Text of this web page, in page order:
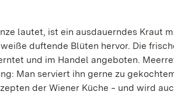
lautet, ist ein ausdauerndes Kraut
duftende Blüten hervor. Die
und im Handel angeboten.
Man serviert ihn gerne zu
der Wiener Küche ‒ und wird